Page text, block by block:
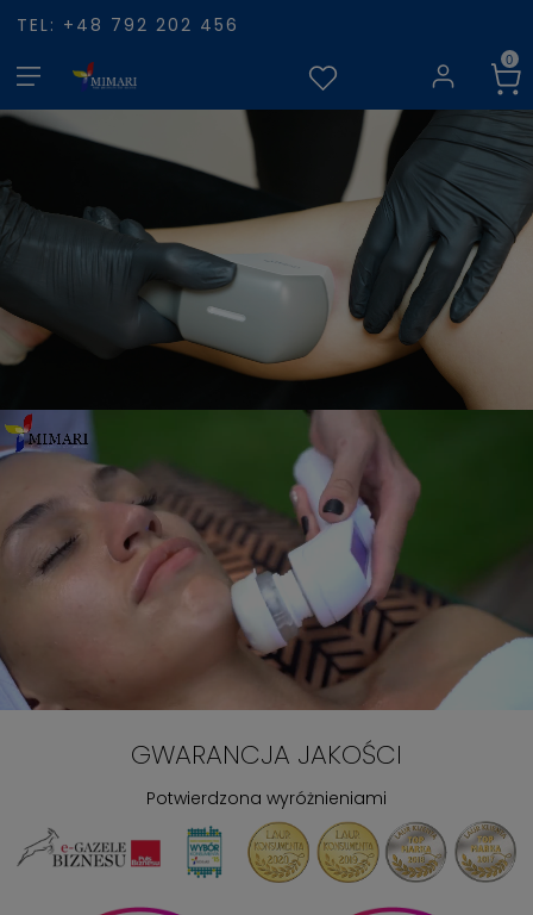
TEL: +48 792 202 456
GWARANCJA JAKOŚCI
Potwierdzona wyróżnieniami